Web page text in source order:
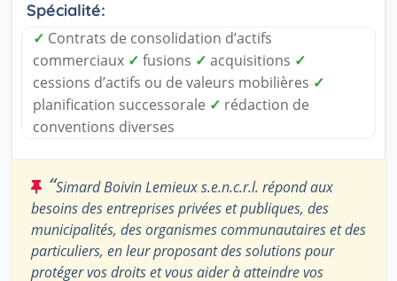
Spécialité:
✓ Contrats de consolidation d’actifs
commerciaux ✓ fusions ✓ acquisitions ✓
cessions d’actifs ou de valeurs mobilières ✓
planification successorale ✓ rédaction de
conventions diverses
“Simard Boivin Lemieux s.e.n.c.r.l. répond aux
besoins des entreprises privées et publiques, des
municipalités, des organismes communautaires et des
particuliers, en leur proposant des solutions pour
protéger vos droits et vous aider à atteindre vos